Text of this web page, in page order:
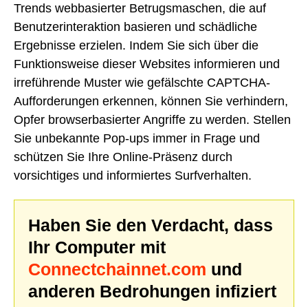
Trends webbasierter Betrugsmaschen, die auf
Benutzerinteraktion basieren und schädliche
Ergebnisse erzielen. Indem Sie sich über die
Funktionsweise dieser Websites informieren und
irreführende Muster wie gefälschte CAPTCHA-
Aufforderungen erkennen, können Sie verhindern,
Opfer browserbasierter Angriffe zu werden. Stellen
Sie unbekannte Pop-ups immer in Frage und
schützen Sie Ihre Online-Präsenz durch
vorsichtiges und informiertes Surfverhalten.
Haben Sie den Verdacht, dass
Ihr Computer mit
Connectchainnet.com und
anderen Bedrohungen infiziert